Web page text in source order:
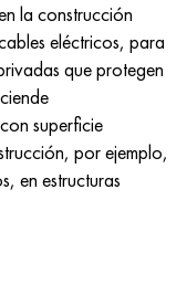
la construcción
eléctricos, para
que protegen
superficie
por ejemplo,
en estructuras